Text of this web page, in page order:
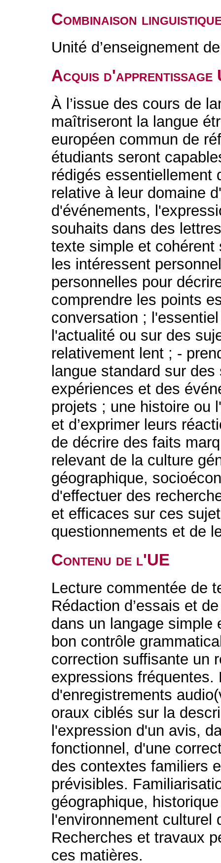
Combinaison
Unité d’enseignement
Acquis d'apprentissage
À l’issue des cours de
maîtriseront la langue
européen commun de
étudiants seront
rédigés essentiellement
relative à leur domaine
d'événements,
souhaits dans des
texte simple et
les intéressent
personnelles pour
comprendre les points
conversation ;
l'actualité ou sur des
relativement lent ; -
langue standard sur
expériences et des
projets ; une histoire ou
et d’exprimer leurs
de décrire des faits
relevant de la culture
géographique,
d'effectuer des
et efficaces sur ces
questionnements et de
Contenu de l'UE
Lecture commentée de
Rédaction d’essais et
dans un langage simple
bon contrôle
correction suffisante un
expressions fréquentes.
d'enregistrements
oraux ciblés sur la
l'expression d'un avis,
fonctionnel, d'une
des contextes familiers
prévisibles.
géographique,
l'environnement culturel
Recherches et travaux
ces matières.